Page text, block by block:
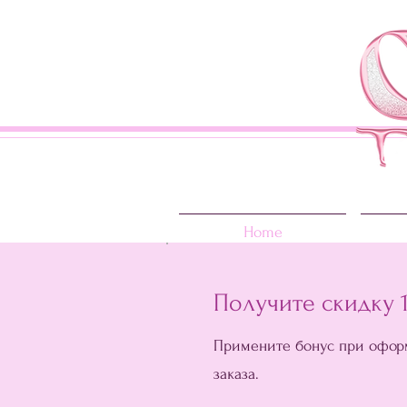
Home
Получите скидку
Примените бонус при
заказа.